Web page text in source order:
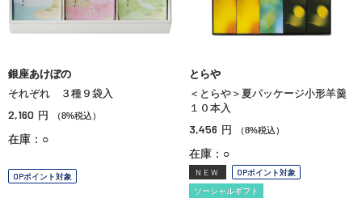
銀座あけぼの
それぞれ ３種９袋入
2,160 円 （8%税込）
在庫：○
OPポイント対象
とらや
＜とらや＞夏パッケージ小形羊羹
１０本入
3,456 円 （8%税込）
在庫：○
NEW
OPポイント対象
ソーシャルギフト